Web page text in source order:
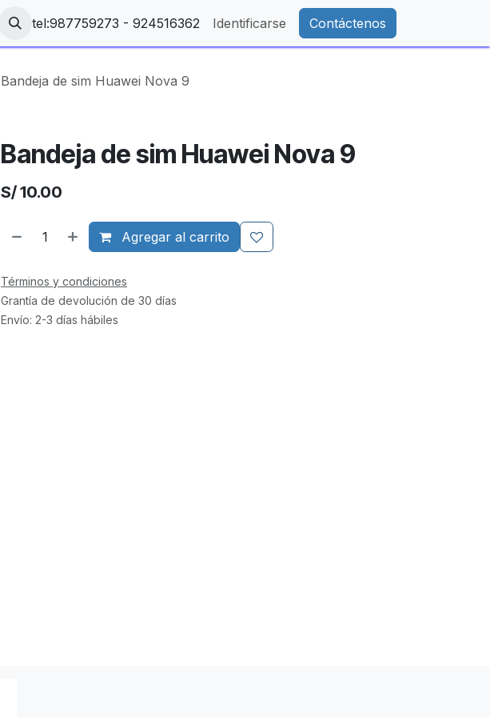
tel:987759273 - 924516362 Identificarse Contáctenos
Bandeja de sim Huawei Nova 9
Bandeja de sim Huawei Nova 9
S/10.00
Agregar al carrito
Términos y condiciones
Grantía de devolución de 30 días
Envío: 2-3 días hábiles